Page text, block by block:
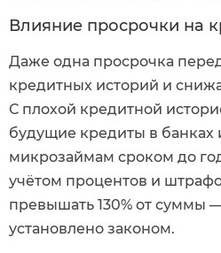
Влияние просрочки на
Даже одна просрочка
кредитных историй и
С плохой кредитной
будущие кредиты в
микрозаймам сроком до
учётом процентов и
превышать 130% от суммы
установлено законом.